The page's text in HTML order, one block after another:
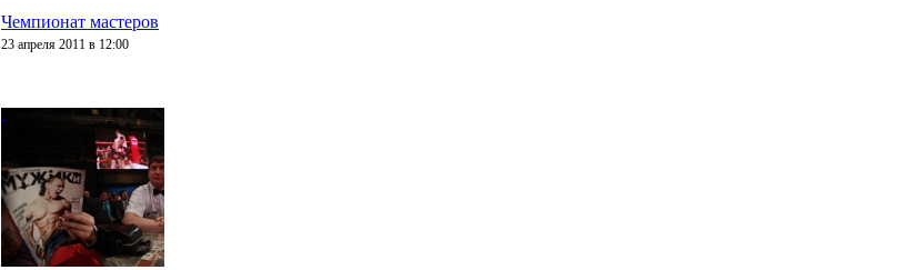
Чемпионат мастеров
23 апреля 2011 в 12:00